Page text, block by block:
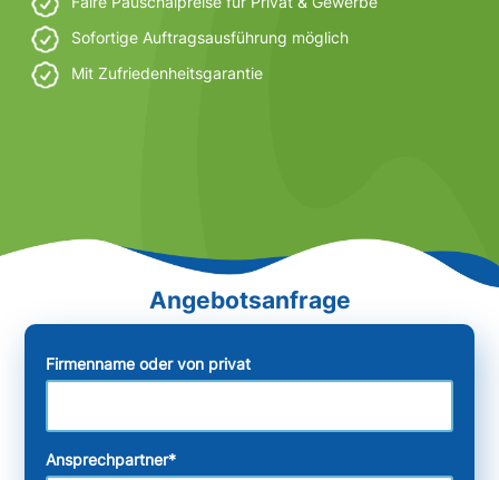
Sofortige Auftragsausführung möglich
Mit Zufriedenheitsgarantie
Firmenname oder von privat
Ansprechpartner*